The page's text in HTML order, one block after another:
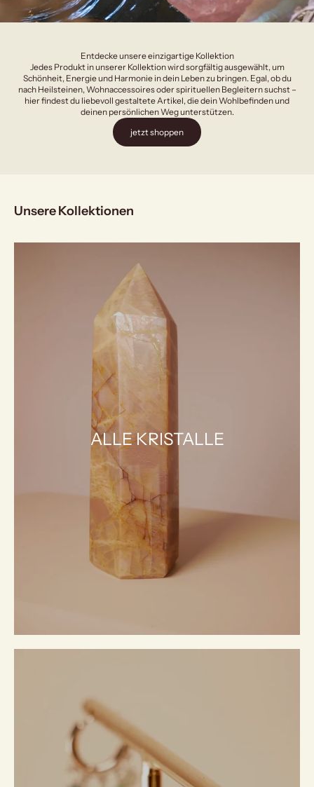
Entdecke unsere einzigartige Kollektion
Jedes Produkt in unserer Kollektion wird sorgfältig ausgewählt, um
Schönheit, Energie und Harmonie in dein Leben zu bringen. Egal, ob du
nach Heilsteinen, Wohnaccessoires oder spirituellen Begleitern suchst –
hier findest du liebevoll gestaltete Artikel, die dein Wohlbefinden und
deinen persönlichen Weg unterstützen.
jetzt shoppen
Unsere Kollektionen
ALLE KRISTALLE